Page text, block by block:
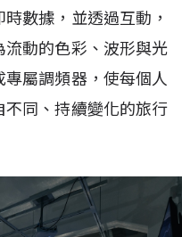
數據，並透過互動，
動的色彩、波形與光
屬調頻器，使每個人
同、持續變化的旅行